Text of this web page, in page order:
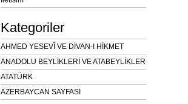
Kategoriler
AHMED YESEVÎ VE DİVAN-I HİKMET
ANADOLU BEYLİKLERİ VE ATABEYLİKLER
ATATÜRK
AZERBAYCAN SAYFASI